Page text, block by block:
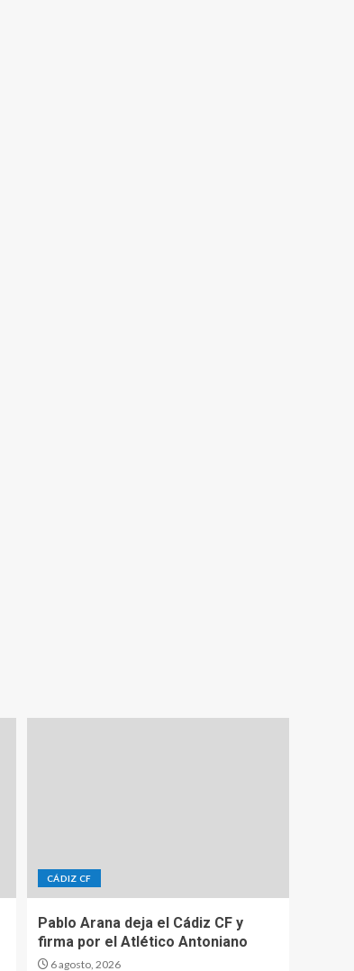
CÁDIZ CF
Pablo Arana deja el Cádiz CF y
firma por el Atlético Antoniano
6 agosto, 2026